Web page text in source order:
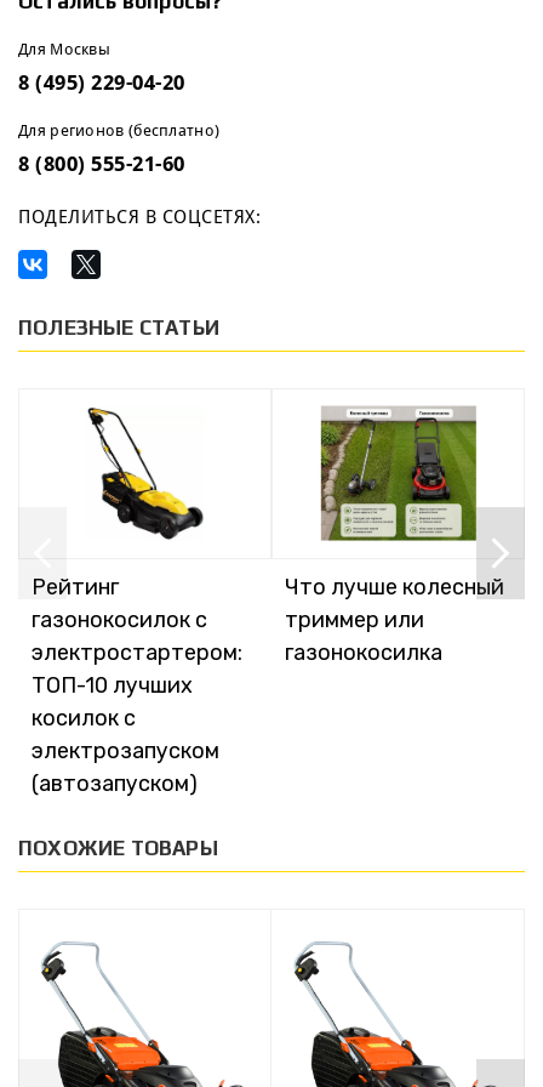
Для Москвы
8 (495) 229-04-20
Для регионов (бесплатно)
8 (800) 555-21-60
ПОДЕЛИТЬСЯ В СОЦСЕТЯХ:
ПОЛЕЗНЫЕ СТАТЬИ
Рейтинг
газонокосилок с
электростартером:
ТОП-10 лучших
косилок с
электрозапуском
(автозапуском)
Что лучше колесный
триммер или
газонокосилка
ПОХОЖИЕ ТОВАРЫ